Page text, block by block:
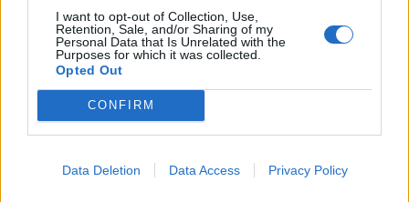
I want to opt-out of Collection, Use,
Retention, Sale, and/or Sharing of my
Personal Data that Is Unrelated with the
Purposes for which it was collected.
Opted Out
CONFIRM
Data Deletion Data Access Privacy Policy